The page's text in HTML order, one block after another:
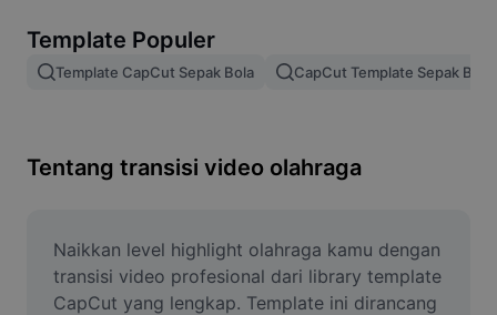
Gabung gambar
Ubah Ukuran Gambar
Pembuat Meme
AI Text Remover
Template Populer
Template CapCut Sepak Bola CapCut Template Sepak Bola
Tentang transisi video olahraga
Naikkan level highlight olahraga kamu dengan
transisi video profesional dari library template
CapCut yang lengkap. Template ini dirancang